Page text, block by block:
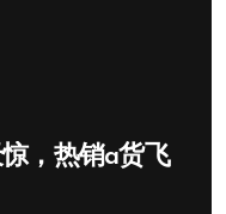
，热销a货飞